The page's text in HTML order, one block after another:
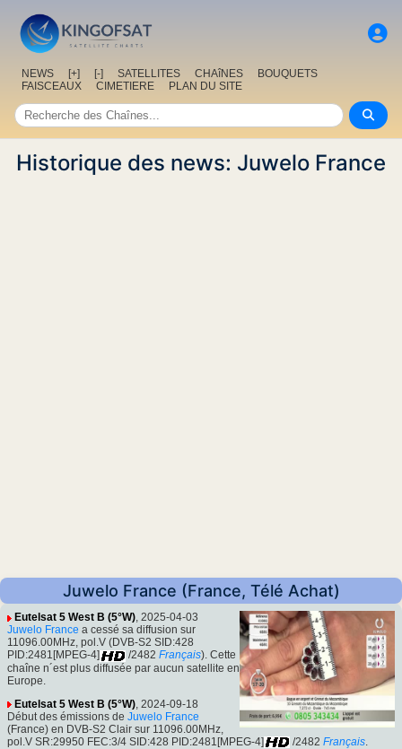
NEWS [+] [-] SATELLITES CHAîNES
BOUQUETS
FAISCEAUX
CIMETIERE PLAN DU SITE
Historique des news: Juwelo France
Juwelo France (France, Télé Achat)
Eutelsat 5 West B (5°W), 2025-04-03
Juwelo France a cessé sa diffusion sur
11096.00MHz, pol.V (DVB-S2 SID:428
PID:2481[MPEG-4]
/2482 Français). Cette
chaîne n´est plus diffusée par aucun satellite en
Europe.
Eutelsat 5 West B (5°W) , 2024-09-18
Début des émissions de Juwelo France
(France) en DVB-S2 Clair sur 11096.00MHz,
pol.V SR:29950 FEC:3/4 SID:428 PID:2481[MPEG-4]
/2482 Français